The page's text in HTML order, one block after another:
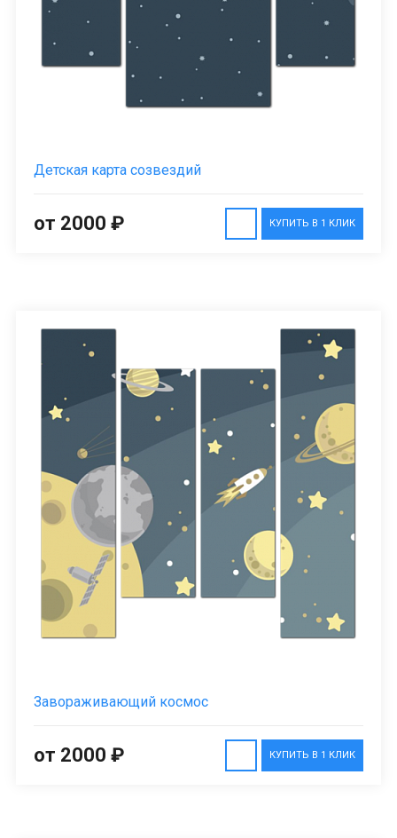
Детская карта созвездий
КУПИТЬ В 1 КЛИК
от 2000 ₽
Завораживающий космос
КУПИТЬ В 1 КЛИК
от 2000 ₽